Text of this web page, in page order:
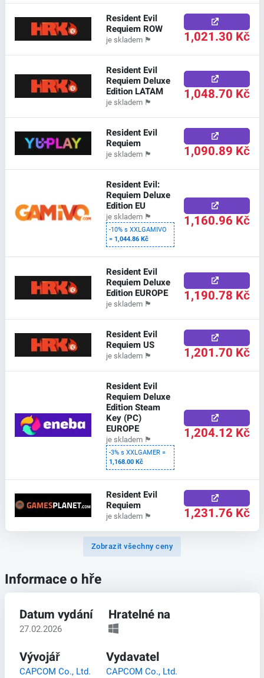
Resident Evil
Requiem ROW
je skladem 🏴 1,021.30 Kč
Resident Evil
Requiem Deluxe
Edition LATAM
je skladem 🏴 1,048.70 Kč
Resident Evil
Requiem
je skladem 🏴 1,090.89 Kč
Resident Evil:
Requiem Deluxe
Edition EU
je skladem 🏴
-10% s XXLGAMIVO
=1,044.86 Kč
1,160.96 Kč
Resident Evil
Requiem Deluxe
Edition EUROPE
je skladem 🏴 1,190.78 Kč
Resident Evil
Requiem US
je skladem 🏴 1,201.70 Kč
Resident Evil
Requiem Deluxe
Edition Steam
Key (PC)
EUROPE
je skladem 🏴
-3% s XXLGAMER =
1,168.00 Kč
1,204.12 Kč
Resident Evil
Requiem
je skladem 🏴 1,231.76 Kč
Zobrazit všechny ceny
Informace o hře
Datum vydání
27.02.2026
Hratelné na
Vývojář
CAPCOM Co., Ltd.
Vydavatel
CAPCOM Co., Ltd.